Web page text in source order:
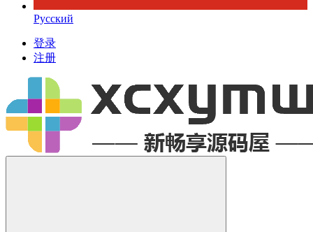
Русский
登录
注册